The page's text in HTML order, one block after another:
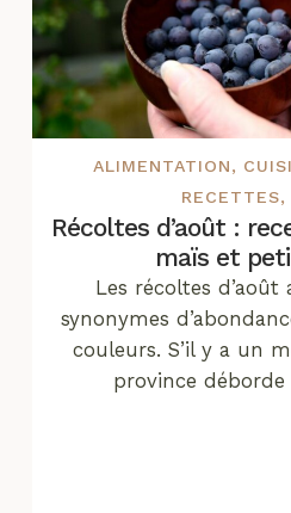
ALIMENTATION,
RECETTES,
Récoltes d’août :
maïs et
Les récoltes d’août
synonymes
couleurs. S’il y a un
province